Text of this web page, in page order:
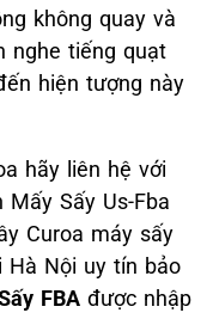
không quay và
nghe tiếng quạt
hiện tượng này
hãy liên hệ với
Sấy Us-Fba
Curoa máy sấy
Hà Nội uy tín bảo
FBA được nhập